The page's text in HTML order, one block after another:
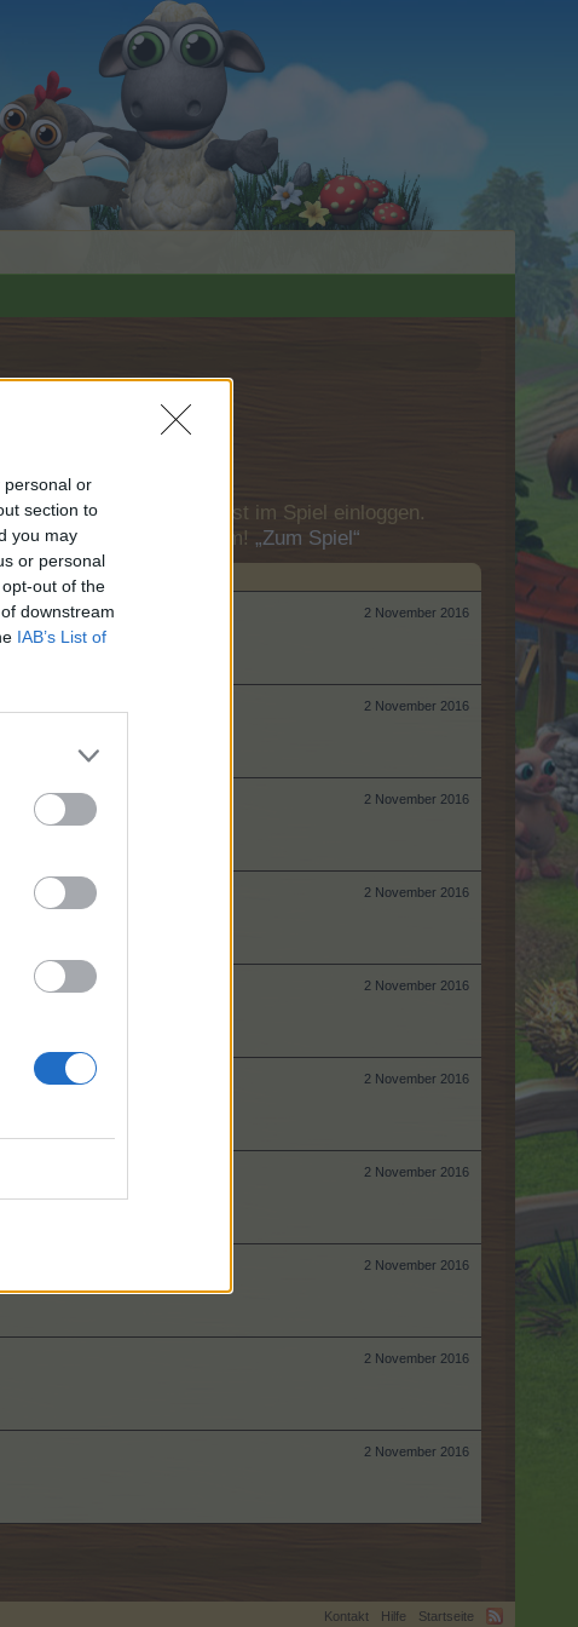
personal or
section to
you may
or personal
out of the
downstream
IAB’s List of
Du Dich bitte zunächst im Spiel einloggen.
in unserem Forum! „Zum Spiel“
2 November 2016
2 November 2016
2 November 2016
2 November 2016
2 November 2016
2 November 2016
2 November 2016
2 November 2016
2 November 2016
2 November 2016
Kontakt Hilfe Startseite